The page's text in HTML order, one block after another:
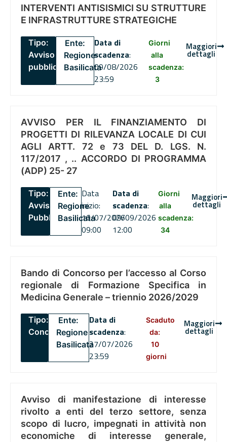
INTERVENTI ANTISISMICI SU STRUTTURE
E INFRASTRUTTURE STRATEGICHE
Tipo:
Avviso
pubblico
Ente:
Regione
Basilicata
Data di
scadenza:
09/08/2026
23:59
Giorni
alla
scadenza:
3
Maggiori
dettagli
AVVISO PER IL FINANZIAMENTO DI
PROGETTI DI RILEVANZA LOCALE DI CUI
AGLI ARTT. 72 e 73 DEL D. LGS. N.
117/2017 , .. ACCORDO DI PROGRAMMA
(ADP) 25- 27
Tipo:
Avviso
Pubblico
Ente:
Regione
Basilicata
Data
inizio:
16/07/2026
09:00
Data di
scadenza:
09/09/2026
12:00
Giorni
alla
scadenza:
34
Maggiori
dettagli
Bando di Concorso per l’accesso al Corso
regionale di Formazione Specifica in
Medicina Generale – triennio 2026/2029
Tipo:
Concorsi
Ente:
Regione
Basilicata
Data di
scadenza:
27/07/2026
23:59
Scaduto
da:
10
giorni
Maggiori
dettagli
Avviso di manifestazione di interesse
rivolto a enti del terzo settore, senza
scopo di lucro, impegnati in attività non
economiche di interesse generale,